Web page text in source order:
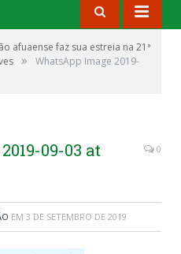
afuaense faz sua estreia na 21ª
»
WhatsApp Image 2019-
09-03 at
0
EM 3 DE SETEMBRO DE 2019